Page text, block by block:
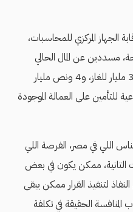
الجهاز المركزي للمحاسبات،
مسددين عن المال الحالي
2022، 14 مليار جنيه، 6 للكهرباء، 3 مليار للغاز، و4 ونص مليار
للتأمين على العمالة الموجودة
اللي في مصر، الفرصة اللي
التانية، ممكن يكون في بعض
لتنفيذ القرار ممكن يبقى
الحقيقة في تكلفة